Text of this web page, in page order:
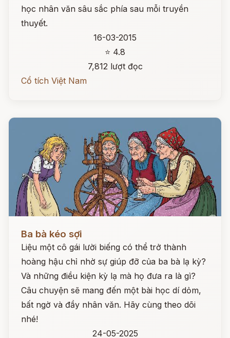
học nhân văn sâu sắc phía sau mỗi truyền
thuyết.
16-03-2015
⭐ 4.8
7,812 lượt đọc
Cổ tích Việt Nam
Ba bà kéo sợi
Liệu một cô gái lười biếng có thể trở thành
hoàng hậu chỉ nhờ sự giúp đỡ của ba bà lạ kỳ?
Và những điều kiện kỳ lạ mà họ đưa ra là gì?
Câu chuyện sẽ mang đến một bài học dí dỏm,
bất ngờ và đầy nhân văn. Hãy cùng theo dõi
nhé!
24-05-2025